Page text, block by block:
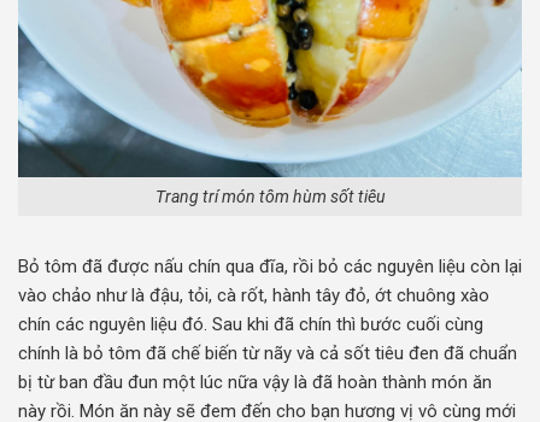
Trang trí món tôm hùm sốt tiêu
Bỏ tôm đã được nấu chín qua đĩa, rồi bỏ các nguyên liệu còn lại
vào chảo như là đậu, tỏi, cà rốt, hành tây đỏ, ớt chuông xào
chín các nguyên liệu đó. Sau khi đã chín thì bước cuối cùng
chính là bỏ tôm đã chế biến từ nãy và cả sốt tiêu đen đã chuẩn
bị từ ban đầu đun một lúc nữa vậy là đã hoàn thành món ăn
này rồi. Món ăn này sẽ đem đến cho bạn hương vị vô cùng mới